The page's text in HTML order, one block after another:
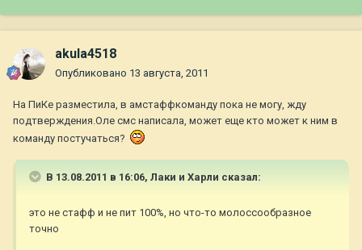
akula4518
Опубликовано 13 августа, 2011
На ПиКе разместила, в амстаффкоманду пока не могу, жду
подтверждения.Оле смс написала, может еще кто может к ним в
команду постучаться?
В 13.08.2011 в 16:06, Лаки и Харли сказал:
это не стафф и не пит 100%, но что-то молоссообразное
точно